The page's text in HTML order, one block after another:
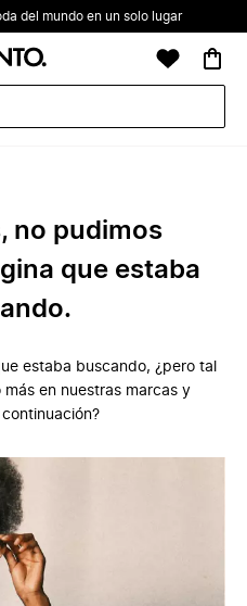
del mundo en un solo lugar
no pudimos
que estaba
estaba buscando, ¿pero tal
en nuestras marcas y